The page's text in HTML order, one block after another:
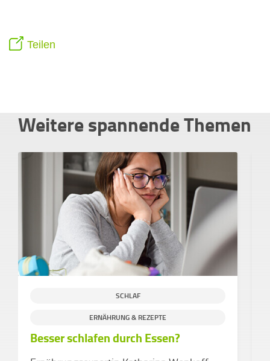
Teilen
Weitere spannende Themen
SCHLAF
ERNÄHRUNG & REZEPTE
Besser schlafen durch Essen?